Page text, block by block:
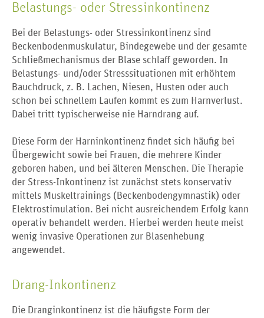
Belastungs- oder Stressinkontinenz
Bei der Belastungs- oder Stressinkontinenz sind
Beckenbodenmuskulatur, Bindegewebe und der gesamte
Schließmechanismus der Blase schlaff geworden. In
Belastungs- und/oder Stresssituationen mit erhöhtem
Bauchdruck, z. B. Lachen, Niesen, Husten oder auch
schon bei schnellem Laufen kommt es zum Harnverlust.
Dabei tritt typischerweise nie Harndrang auf.
Diese Form der Harninkontinenz findet sich häufig bei
Übergewicht sowie bei Frauen, die mehrere Kinder
geboren haben, und bei älteren Menschen. Die Therapie
der Stress-Inkontinenz ist zunächst stets konservativ
mittels Muskeltrainings (Beckenbodengymnastik) oder
Elektrostimulation. Bei nicht ausreichendem Erfolg kann
operativ behandelt werden. Hierbei werden heute meist
wenig invasive Operationen zur Blasenhebung
angewendet.
Drang-Inkontinenz
Die Dranginkontinenz ist die häufigste Form der